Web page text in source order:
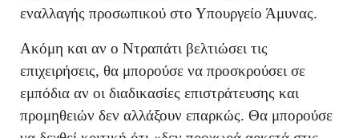
εναλλαγής προσωπικού στο Υπουργείο Άμυνας.
Ακόμη και αν ο Ντραπάτι βελτιώσει τις
επιχειρήσεις, θα μπορούσε να προσκρούσει σε
εμπόδια αν οι διαδικασίες επιστράτευσης και
προμηθειών δεν αλλάξουν επαρκώς. Θα μπορούσε